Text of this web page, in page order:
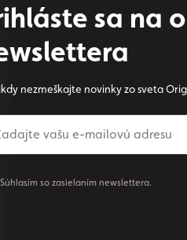
sa na
nezmeškajte novinky zo sveta
Súhlasím so zasielaním newslettera.